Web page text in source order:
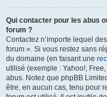
Qui contacter pour les abus
forum ?
Contactez n’importe lequel
forum ». Si vous restez sans
du domaine (en faisant une
utilisé (exemple : Yahoo!,
abus. Notez que phpBB Limited
être, en aucun cas, tenu pour